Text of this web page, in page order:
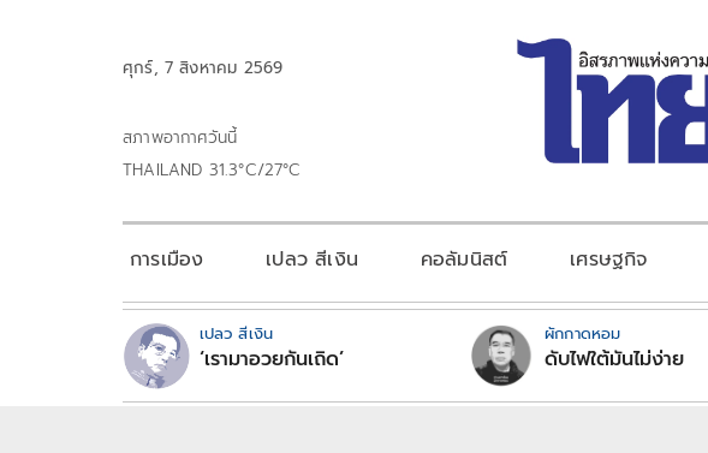
ศุกร์, 7 สิงหาคม 2569
สภาพอากาศวันนี้
THAILAND 31.3°C/27°C
การเมือง เปลว สีเงิน คอลัมนิสต์ เศรษฐกิจ
เปลว สีเงิน
‘เรามาอวยกันเถิด’
ผักกาดหอม
ดับไฟใต้มันไม่ง่าย